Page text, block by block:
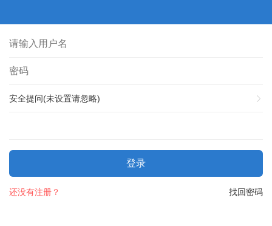
安全提问(未设置请忽略)
登录
找回密码
还没有注册？